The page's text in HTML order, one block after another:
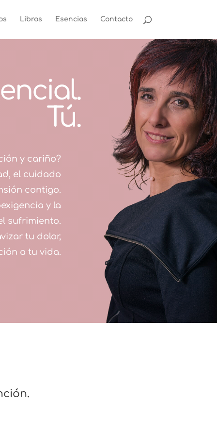
Libros Esencias Contacto
Tú.
y cariño?
el cuidado
contigo.
y la
sufrimiento.
tu dolor,
a tu vida.